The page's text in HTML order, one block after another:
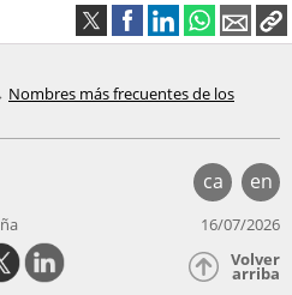
Nombres más frecuentes de los
ca en
16/07/2026
Volver
arriba